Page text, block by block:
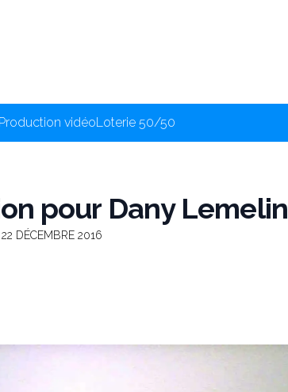
Production vidéoLoterie 50/50
pour Dany Lemelin
22 DÉCEMBRE 2016